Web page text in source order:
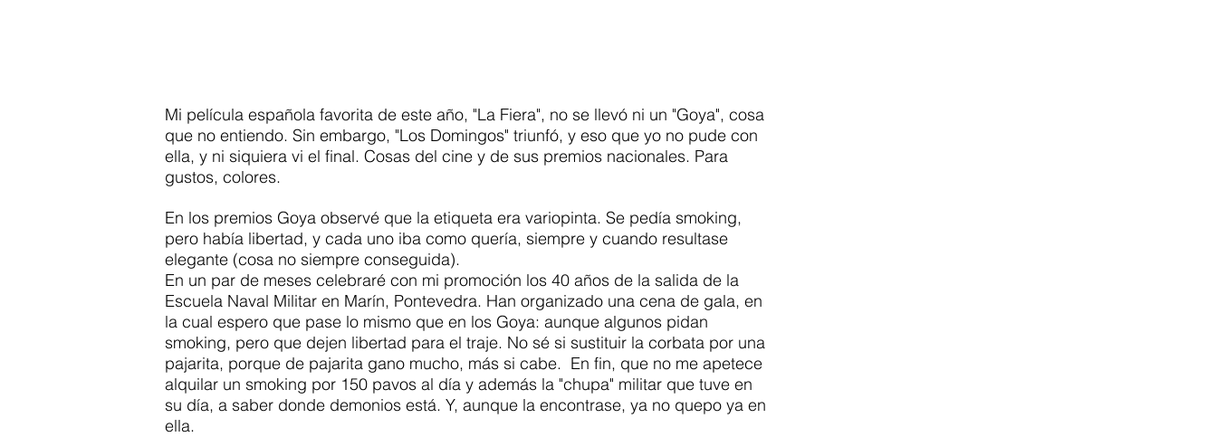
Mi película española favorita de este año, "La Fiera", no se llevó ni un "Goya", cosa
que no entiendo. Sin embargo, "Los Domingos" triunfó, y eso que yo no pude con
ella, y ni siquiera vi el final. Cosas del cine y de sus premios nacionales. Para
gustos, colores.
En los premios Goya observé que la etiqueta era variopinta. Se pedía smoking,
pero había libertad, y cada uno iba como quería, siempre y cuando resultase
elegante (cosa no siempre conseguida).
En un par de meses celebraré con mi promoción los 40 años de la salida de la
Escuela Naval Militar en Marín, Pontevedra. Han organizado una cena de gala, en
la cual espero que pase lo mismo que en los Goya: aunque algunos pidan
smoking, pero que dejen libertad para el traje. No sé si sustituir la corbata por una
pajarita, porque de pajarita gano mucho, más si cabe.  En fin, que no me apetece
alquilar un smoking por 150 pavos al día y además la "chupa" militar que tuve en
su día, a saber donde demonios está. Y, aunque la encontrase, ya no quepo ya en
ella.